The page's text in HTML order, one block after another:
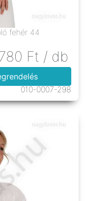
fehér 44
Ft / db
010-0007-298